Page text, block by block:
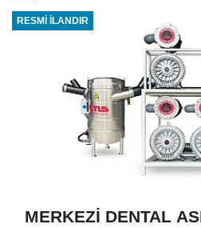
RESMİ İLANDIR
MERKEZİ DENTAL